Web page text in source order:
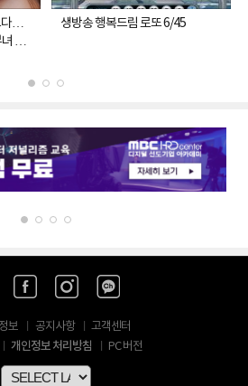
다…
킬
생방송 행복드림 로또 6/45
보 공지사항
고객센터
개인정보 처리방침 PC 버전